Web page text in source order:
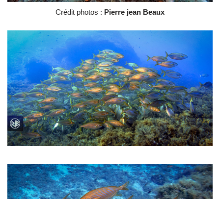
Crédit photos : Pierre jean Beaux